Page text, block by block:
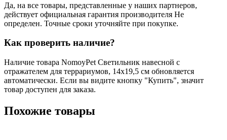
Да, на все товары, представленные у наших партнеров,
действует официальная гарантия производителя Не
определен. Точные сроки уточняйте при покупке.
Как проверить наличие?
Наличие товара NomoyPet Светильник навесной с
отражателем для террариумов, 14х19,5 см обновляется
автоматически. Если вы видите кнопку "Купить", значит
товар доступен для заказа.
Похожие товары